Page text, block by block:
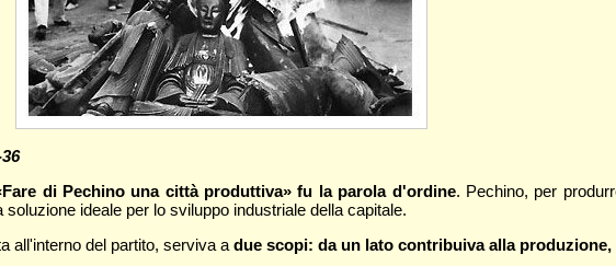
di Pechino una città produttiva» fu la parola d'ordine. Pechino, per
ideale per lo sviluppo industriale della capitale.
all'interno del partito, serviva a due scopi: da un lato contribuiva alla